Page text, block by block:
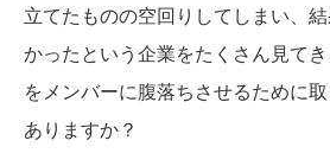
立てたものの空回りしてしまい、
かったという企業をたくさん見て
をメンバーに腹落ちさせるために
ありますか？